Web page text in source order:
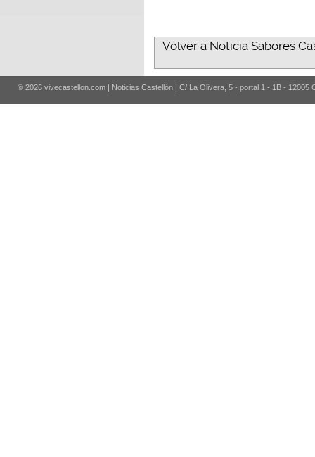
Volver a Noticia Sabores
© 2026 vivecastellon.com | Noticias Castellón | C/ La Olivera, 5 - portal 1 - 1B - 12005